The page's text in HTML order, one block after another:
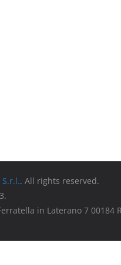
S.r.l.. All rights reserved.
in Laterano 7 00184